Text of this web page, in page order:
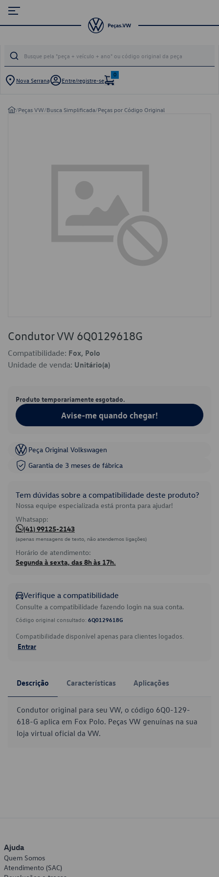
Nova Serrana Entre/registre-se
0
/Peças VW/Busca Simplificada/Peças por Código Original
Condutor VW 6Q0129618G
Compatibilidade: Fox, Polo
Unidade de venda: Unitário(a)
Produto temporariamente esgotado.
Avise-me quando chegar!
Peça Original Volkswagen
Garantia de 3 meses de fábrica
Tem dúvidas sobre a compatibilidade deste produto?
Nossa equipe especializada está pronta para ajudar!
Whatsapp:
(41) 99125-2143
(apenas mensagens de texto, não atendemos ligações)
Horário de atendimento:
Segunda à sexta, das 8h às 17h.
Verifique a compatibilidade
Consulte a compatibilidade fazendo login na sua conta.
Código original consultado: 6Q0129618G
Compatibilidade disponível apenas para clientes logados.
Entrar
Descrição Características Aplicações
Condutor original para seu VW, o código 6Q0-129-
618-G aplica em Fox Polo. Peças VW genuínas na sua
loja virtual oficial da VW.
Ajuda
Quem Somos
Atendimento (SAC)